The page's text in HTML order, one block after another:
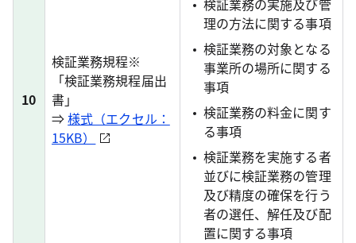
10
検証業務規程※
「検証業務規程届出
書」
⇒様式（エクセル：
15KB）
検証業務の実施及び管
理の方法に関する事項
検証業務の対象となる
事業所の場所に関する
事項
検証業務の料金に関す
る事項
検証業務を実施する者
並びに検証業務の管理
及び精度の確保を行う
者の選任、解任及び配
置に関する事項